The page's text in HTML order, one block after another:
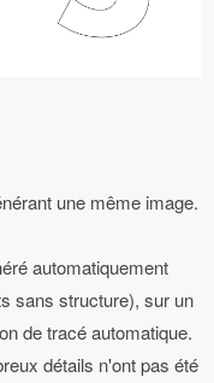
une même image.
automatiquement
sans structure), sur un
de tracé automatique.
détails n'ont pas été